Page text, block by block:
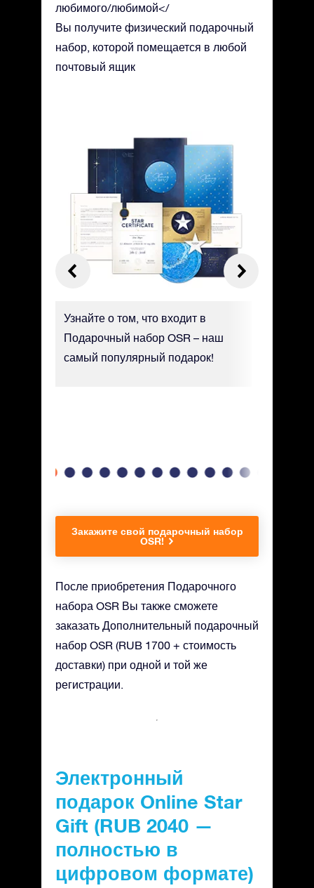
любимого/любимой</
Вы получите физический подарочный
набор, которой помещается в любой
почтовый ящик
Узнайте о том, что входит в
Подарочный набор OSR – наш
самый популярный подарок!
Закажите свой подарочный набор
OSR!
После приобретения Подарочного
набора OSR Вы также сможете
заказать Дополнительный подарочный
набор OSR (RUB 1700 + стоимость
доставки) при одной и той же
регистрации.
Электронный
подарок Online Star
Gift (RUB 2040 —
полностью в
цифровом формате)